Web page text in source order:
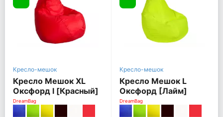
Кресло-мешок
Кресло Мешок XL
Оксфорд l [Красный]
DreamBag
Кресло-мешок
Кресло Мешок L
Оксфорд [Лайм]
DreamBag